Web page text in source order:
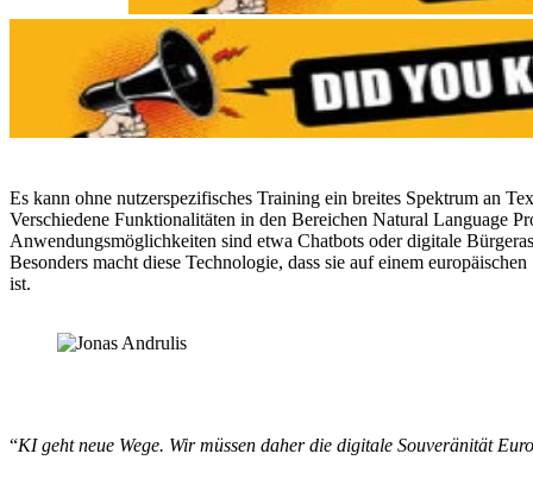
Es kann ohne nutzerspezifisches Training ein breites Spektrum an
Verschiedene Funktionalitäten in den Bereichen Natural Language
Anwendungsmöglichkeiten sind etwa Chatbots oder digitale
Besonders macht diese Technologie, dass sie auf einem
ist.
“KI geht neue Wege. Wir müssen daher die digitale Souveränität